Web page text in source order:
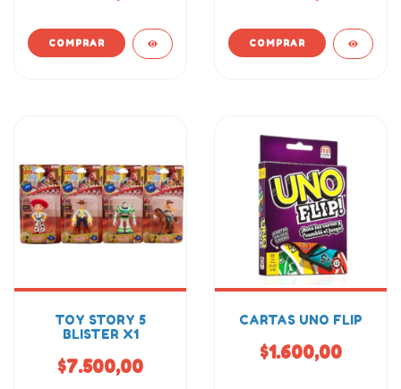
TOY STORY 5
BLISTER X1
$7.500,00
CARTAS UNO FLIP
$1.600,00